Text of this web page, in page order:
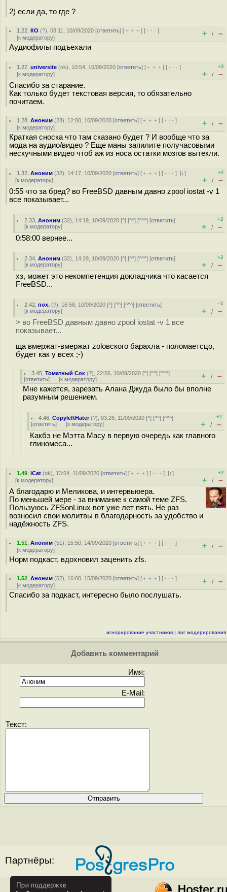
2) если да, то где ?
1.22 ,КО (?), 08:11, 10/09/2020 [ответить] [ ﹢﹢﹢] [ · · ·]
[к модератору] + / –
Аудиофилы подъехали
1.27 ,universite (ok), 10:54, 10/09/2020 [ответить] [ ﹢﹢﹢] [ · · ·]
[к модератору]
+3
+ / –
Спасибо за старание.
Как только будет текстовая версия, то обязательно
почитаем.
1.28 ,Аноним (28), 12:00, 10/09/2020 [ответить] [ ﹢﹢﹢] [ · · ·]
[к модератору] + / –
Краткая сноска что там сказано будет ? И вообще что за
мода на аудио/видео ? Еще маны запилите получасовыми
нескучными видео чтоб аж из носа остатки мозгов вытекли.
1.32 ,Аноним (32), 14:17, 10/09/2020 [ответить] [ ﹢﹢﹢] [ · · ·][↓]
[к модератору]
+2
+ / –
0:55 что за бред? во FreeBSD давным давно zpool iostat -v 1
все показывает...
2.33 ,Аноним (32), 14:19, 10/09/2020 [^] [^^] [^^^] [ответить]
[к модератору]
+2
+ / –
0:58:00 вернее...
2.34 ,Аноним (32), 14:29, 10/09/2020 [^] [^^] [^^^] [ответить]
[к модератору]
+2
+ / –
хз, может это некомпетенция докладчика что касается
FreeBSD...
2.42 ,пох. (?), 16:58, 10/09/2020 [^] [^^] [^^^] [ответить]
[к модератору]
–1
+ / –
> во FreeBSD давным давно zpool iostat -v 1 все
показывает...
ща вмержат-вмержат zolовского барахла - поломаетсцо,
будет как у всех ;-)
3.45 ,Томатный Сок (?), 22:56, 10/09/2020 [^] [^^] [^^^]
[ответить] [к модератору] + / –
Мне кажется, зарезать Алана Джуда было бы вполне
разумным решением.
4.46 ,CopyleftHater(?), 03:26, 11/09/2020 [^] [^^] [^^^]
[ответить] [к модератору]
+1
+ / –
Какбэ не Мэтта Масу в первую очередь как главного
глиномеса...
1.49 ,iCat (ok), 13:54, 11/09/2020 [ответить] [ ﹢﹢﹢] [ · · ·][↑]
[к модератору]
+2
+ / –
А благодарю и Меликова, и интервьюера.
По меньшей мере - за внимание к самой теме ZFS.
Пользуюсь ZFSonLinux вот уже лет пять. Не раз
возносил свои молитвы в благодарность за удобство и
надёжность ZFS.
1.51 ,Аноним (51), 15:50, 14/09/2020 [ответить] [ ﹢﹢﹢] [ · · ·]
[к модератору] + / –
Норм подкаст, вдохновил заценить zfs.
1.52 ,Аноним (52), 16:00, 15/09/2020 [ответить] [ ﹢﹢﹢] [ · · ·]
[к модератору] + / –
Спасибо за подкаст, интересно было послушать.
игнорирование участников | лог модерирования
Добавить комментарий
Имя:
E-Mail:
Текст:
Партнёры: